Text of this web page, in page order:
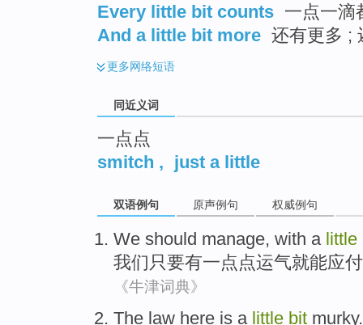
Every little bit counts 一点一滴
And a little bit more 还有更多 ;
更多网络短语
同近义词
一点点
smitch , just a little
双语例句 原声例句 权威例句
We should manage, with a little
我们 只要有一点点运气就能应
《牛津词典》
The law here is a little bit murky.